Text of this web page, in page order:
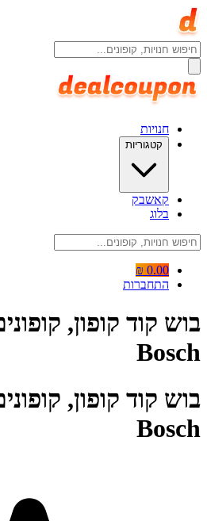
חנויות
קטגוריות
קאשבק
בלוג
0.00 ₪
התחברות
בוש קוד קופון,
Bosch
בוש קוד קופון,
Bosch